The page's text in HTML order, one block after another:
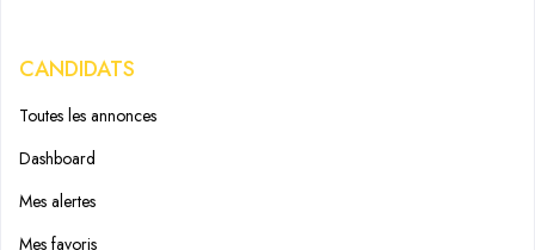
CANDIDATS
Toutes les annonces
Dashboard
Mes alertes
Mes favoris